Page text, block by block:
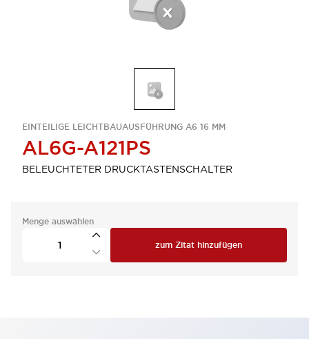
EINTEILIGE LEICHTBAUAUSFÜHRUNG A6 16 MM
AL6G-A121PS
BELEUCHTETER DRUCKTASTENSCHALTER
Menge auswählen
zum Zitat hinzufügen